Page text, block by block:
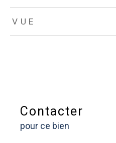
VUE
Contacter
pour ce bien